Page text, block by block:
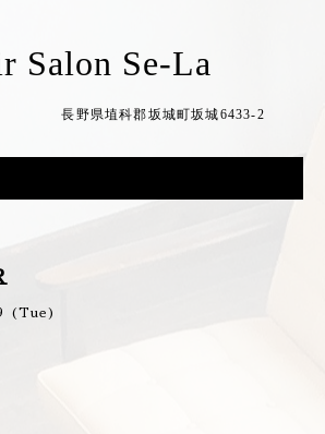
Salon Se-La
科郡坂城町坂城6433-2
(Tue)